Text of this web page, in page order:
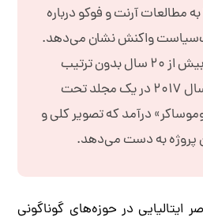
مطالعات آرنت و فوکو درباره
واکنش نشان می‌دهد.
مجموعه هوموساکر در بیش از ۲۰ سال بدون ترتیب
خاصی منتشر شد و در سال ۲۰۱۷ در یک مجلد تحت
درآمد که تصویر کلی و
پروژه به دست می‌دهد.
ایتالیایی در حوزه‌های گوناگونی